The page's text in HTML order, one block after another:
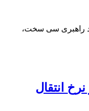
راهبری سی سخت،
انتقال